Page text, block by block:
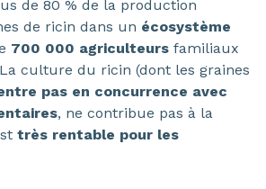
de 80 % de la production
de ricin dans un écosystème
700 000 agriculteurs familiaux
culture du ricin (dont les graines
pas en concurrence avec
, ne contribue pas à la
très rentable pour les